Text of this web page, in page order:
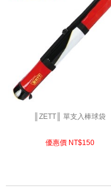
║ZETT║ 單支入棒球袋
優惠價 NT$150